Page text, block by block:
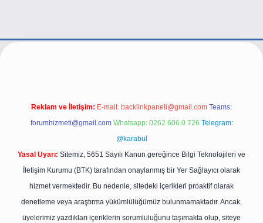
Reklam ve İletişim: E-mail: backlinkpaneli@gmail.com Teams:
forumhizmeti@gmail.com Whatsapp: 0262 606 0 726 Telegram:
@karabul
Yasal Uyarı: Sitemiz, 5651 Sayılı Kanun gereğince Bilgi Teknolojileri ve
İletişim Kurumu (BTK) tarafından onaylanmış bir Yer Sağlayıcı olarak
hizmet vermektedir. Bu nedenle, sitedeki içerikleri proaktif olarak
denetleme veya araştırma yükümlülüğümüz bulunmamaktadır. Ancak,
üyelerimiz yazdıkları içeriklerin sorumluluğunu taşımakta olup, siteye